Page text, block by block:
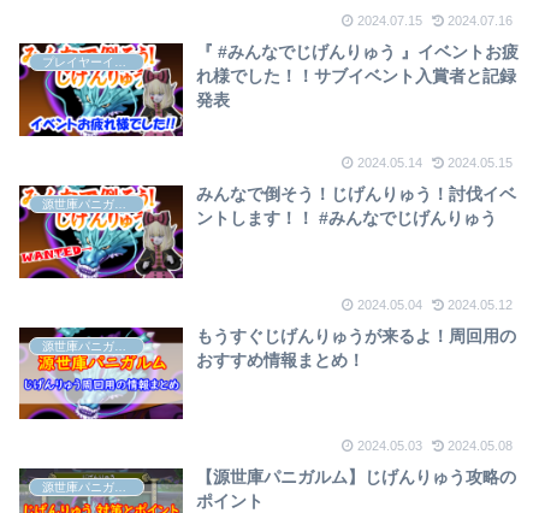
2024.07.15 2024.07.16
『 #みんなでじげんりゅう 』イベントお疲
れ様でした！！サブイベント入賞者と記録
発表
2024.05.14 2024.05.15
みんなで倒そう！じげんりゅう！討伐イベ
ントします！！ #みんなでじげんりゅう
2024.05.04 2024.05.12
もうすぐじげんりゅうが来るよ！周回用の
おすすめ情報まとめ！
2024.05.03 2024.05.08
源世庫パニガルム
【源世庫パニガルム】じげんりゅう攻略の
ポイント